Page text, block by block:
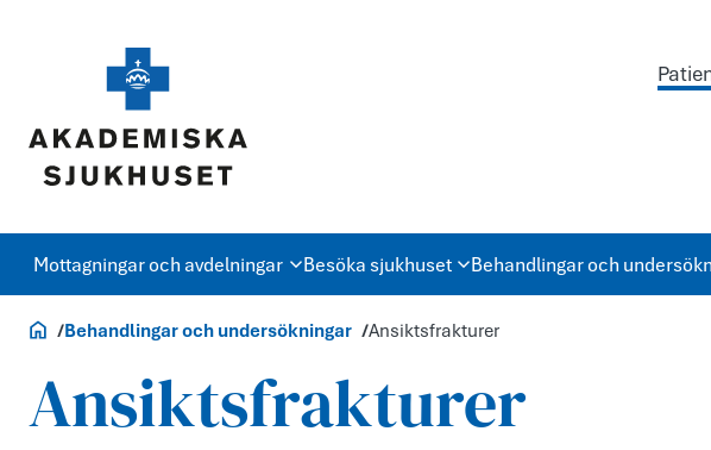
Mottagningar och avdelningar Besöka sjukhuset Behandlingar och
Akademiska.se
Behandlingar och undersökningar Ansiktsfrakturer
Ansiktsfrakturer